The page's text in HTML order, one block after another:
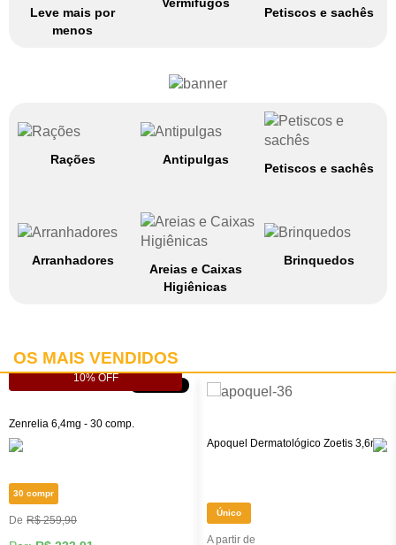
Leve mais por
menos
Petiscos e sachês
Rações Antipulgas
Petiscos e sachês
Arranhadores
Areias e Caixas
Higiênicas
Brinquedos
OS MAIS VENDIDOS
10% OFF
Zenrelia 6,4mg - 30 comp.
30 compr
R$ 259,90
Apoquel Dermatológico Zoetis 3,6mg
Único
A partir de